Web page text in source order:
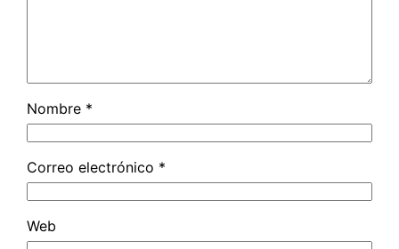
Nombre *
Correo electrónico *
Web